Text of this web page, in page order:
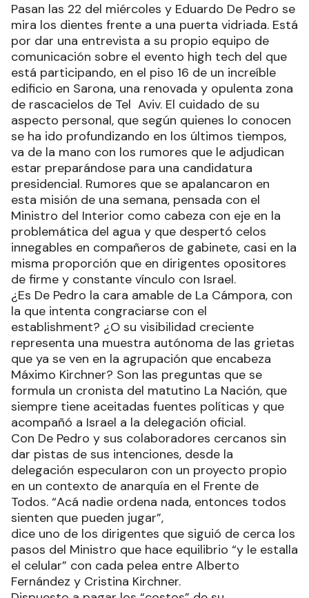
Pasan las 22 del miércoles y Eduardo De Pedro se
mira los dientes frente a una puerta vidriada. Está
por dar una entrevista a su propio equipo de
comunicación sobre el evento high tech del que
está participando, en el piso 16 de un increíble
edificio en Sarona, una renovada y opulenta zona
de rascacielos de Tel Aviv. El cuidado de su
aspecto personal, que según quienes lo conocen
se ha ido profundizando en los últimos tiempos,
va de la mano con los rumores que le adjudican
estar preparándose para una candidatura
presidencial. Rumores que se apalancaron en
esta misión de una semana, pensada con el
Ministro del Interior como cabeza con eje en la
problemática del agua y que despertó celos
innegables en compañeros de gabinete, casi en la
misma proporción que en dirigentes opositores
de firme y constante vínculo con Israel.
¿Es De Pedro la cara amable de La Cámpora, con
la que intenta congraciarse con el
establishment? ¿O su visibilidad creciente
representa una muestra autónoma de las grietas
que ya se ven en la agrupación que encabeza
Máximo Kirchner? Son las preguntas que se
formula un cronista del matutino La Nación, que
siempre tiene aceitadas fuentes políticas y que
acompañó a Israel a la delegación oficial.
Con De Pedro y sus colaboradores cercanos sin
dar pistas de sus intenciones, desde la
delegación especularon con un proyecto propio
en un contexto de anarquía en el Frente de
Todos. “Acá nadie ordena nada, entonces todos
sienten que pueden jugar”,
dice uno de los dirigentes que siguió de cerca los
pasos del Ministro que hace equilibrio “y le estalla
el celular” con cada pelea entre Alberto
Fernández y Cristina Kirchner.